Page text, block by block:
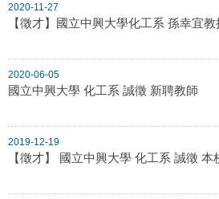
2020-11-27
【徵才】國立中興大學化工系 孫幸宜
2020-06-05
國立中興大學 化工系 誠徵 新聘教師
2019-12-19
【徵才】 國立中興大學 化工系 誠徵